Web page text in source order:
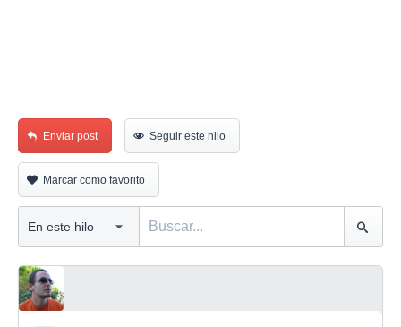
Enviar post Seguir este hilo
Marcar como favorito